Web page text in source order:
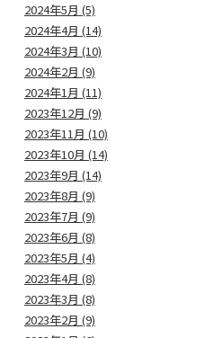
2024年5月 (5)
2024年4月 (14)
2024年3月 (10)
2024年2月 (9)
2024年1月 (11)
2023年12月 (9)
2023年11月 (10)
2023年10月 (14)
2023年9月 (14)
2023年8月 (9)
2023年7月 (9)
2023年6月 (8)
2023年5月 (4)
2023年4月 (8)
2023年3月 (8)
2023年2月 (9)